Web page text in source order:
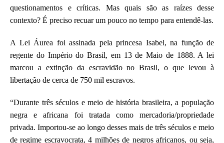
questionamentos e críticas. Mas quais são as raízes desse
contexto? É preciso recuar um pouco no tempo para entendê-las.
A Lei Áurea foi assinada pela princesa Isabel, na função de
regente do Império do Brasil, em 13 de Maio de 1888. A lei
marcou a extinção da escravidão no Brasil, o que levou à
libertação de cerca de 750 mil escravos.
“Durante três séculos e meio de história brasileira, a população
negra e africana foi tratada como mercadoria/propriedade
privada. Importou-se ao longo desses mais de três séculos e meio
de regime escravocrata, 4 milhões de negros africanos, ou seja,